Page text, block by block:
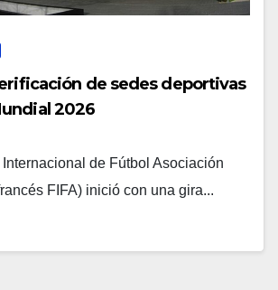
de sedes deportivas
2026
de Fútbol Asociación
FIFA) inició con una gira...